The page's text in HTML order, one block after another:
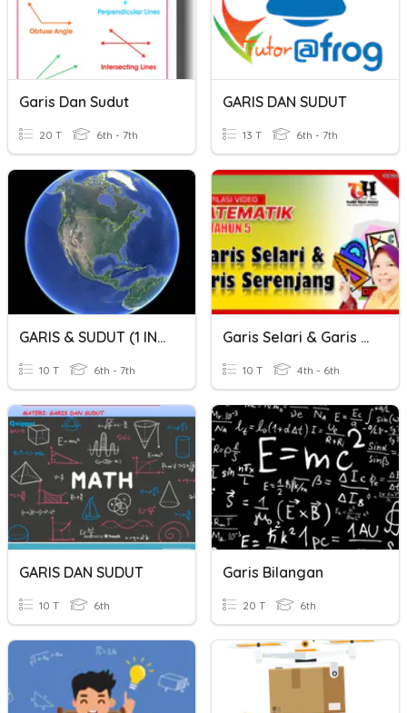
Garis Dan Sudut
20 T 6th - 7th
GARIS DAN SUDUT
13 T 6th - 7th
GARIS & SUDUT (1 INTELEK)
10 T 6th - 7th
Garis Selari & Garis Serenjang
10 T 4th - 6th
GARIS DAN SUDUT
10 T 6th
Garis Bilangan
20 T 6th